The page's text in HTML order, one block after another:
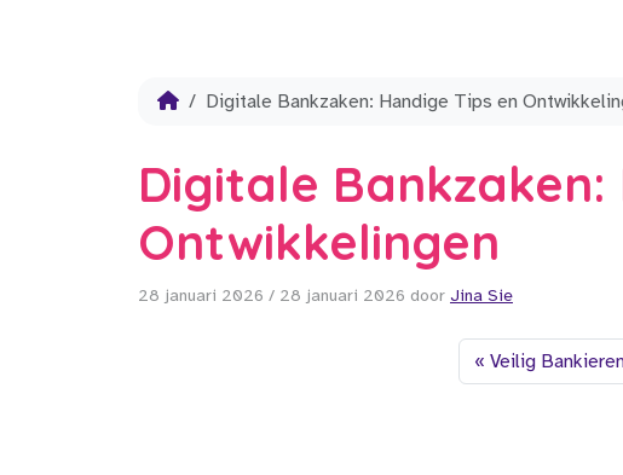
Digitale Bankzaken: Handige Tips en
Digitale Bankzaken:
Ontwikkelingen
28 januari 2026 / 28 januari 2026 door Jina Sie
Veilig